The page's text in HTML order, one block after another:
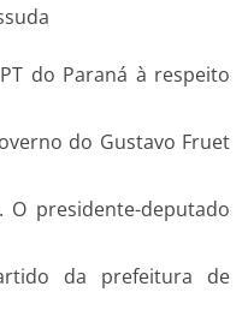
do Paraná à respeito
do Gustavo Fruet
presidente-deputado
da prefeitura de